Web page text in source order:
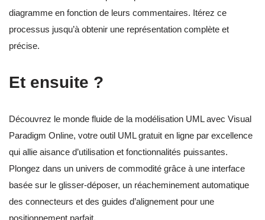
diagramme en fonction de leurs commentaires. Itérez ce
processus jusqu’à obtenir une représentation complète et
précise.
Et ensuite ?
Découvrez le monde fluide de la modélisation UML avec Visual
Paradigm Online, votre outil UML gratuit en ligne par excellence
qui allie aisance d’utilisation et fonctionnalités puissantes.
Plongez dans un univers de commodité grâce à une interface
basée sur le glisser-déposer, un réacheminement automatique
des connecteurs et des guides d’alignement pour une